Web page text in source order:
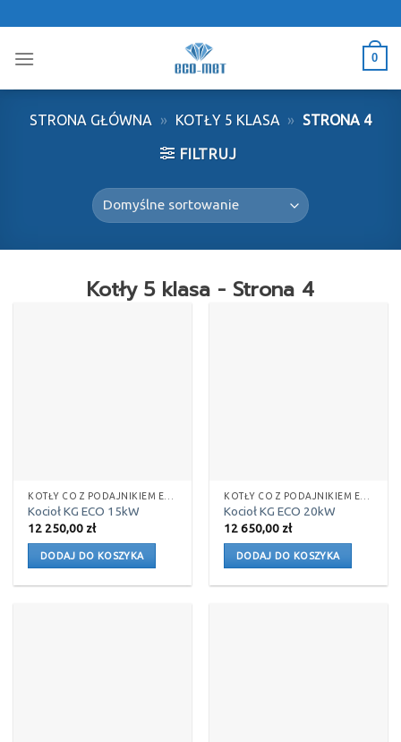
to
content
0
STRONA GŁÓWNA » KOTŁY 5 KLASA » STRONA 4
FILTRUJ
Kotły 5 klasa - Strona 4
Kocioł KG ECO 15kW
12 250,00 zł
DODAJ DO KOSZYKA
Kocioł KG ECO 20kW
12 650,00 zł
DODAJ DO KOSZYKA